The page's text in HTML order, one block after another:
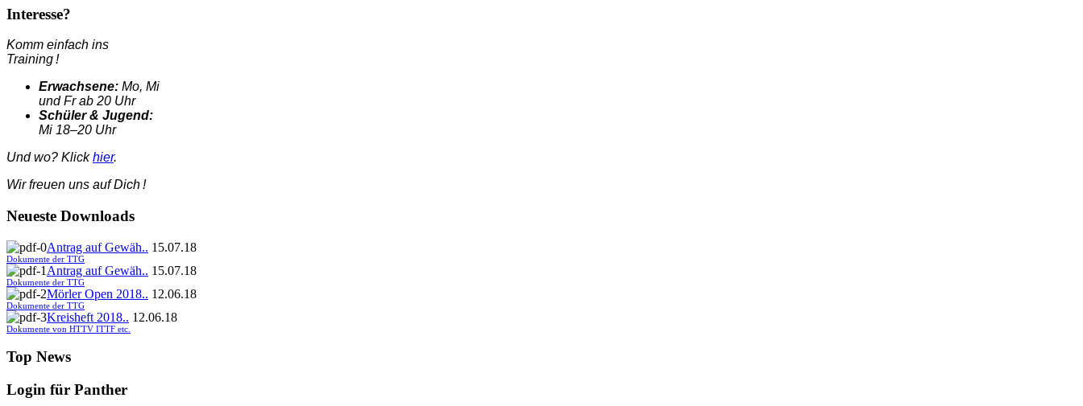
Interesse?
Komm einfach ins
Training !
Erwachsene: Mo, Mi
und Fr ab 20 Uhr
Schüler & Jugend:
Mi 18–20 Uhr
Und wo? Klickhier.
Wir freuen uns auf Dich !
Neueste Downloads
Antrag auf Gewäh.. 15.07.18
Dokumente der TTG
Antrag auf Gewäh.. 15.07.18
Dokumente der TTG
Mörler Open 2018.. 12.06.18
Dokumente der TTG
Kreisheft 2018.. 12.06.18
Dokumente von HTTV ITTF etc.
Top News
Login für Panther